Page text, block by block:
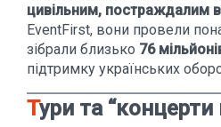
цивільним, постраждалим
EventFirst, вони провели
зібрали близько 76
підтримку українських
Тури та